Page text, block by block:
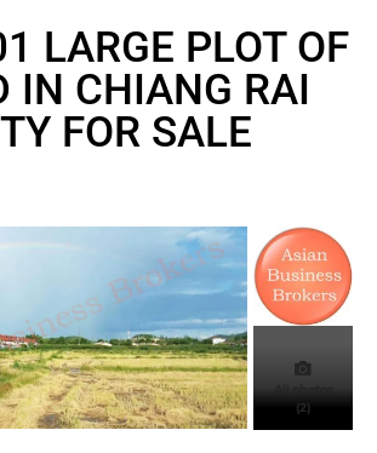
LARGE PLOT OF
IN CHIANG RAI
FOR SALE
(2)